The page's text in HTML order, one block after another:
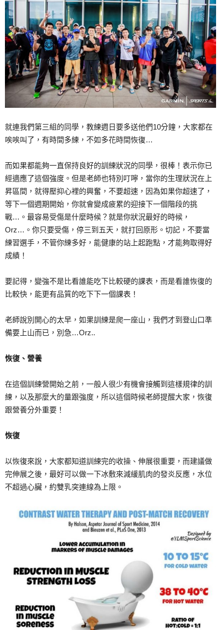
就連我們第三組的同學，教練週日要多送他們10分鐘，大家都在
唉唉叫了，有時間多練，不如多花時間恢復…
而如果都能夠一直保持良好的訓練狀況的同學，很棒！表示你已
經適應了這個強度。但是老師也特別叮嚀，當你的生理狀況在上
昇區間，就得壓抑心裡的興奮，不要超速，因為如果你超速了，
等下一個週期開始，你就會變成疲累的迎接下一個階段的挑
戰…。最容易受傷是什麼時候？就是你狀況最好的時候，
Orz…。你只要受傷，停三到五天，就打回原形。切記，不要當
練習選手，不管你練多好，能健康的站上起跑點，才能夠取得好
成績！
要記得，變強不是比看誰能吃下比較硬的課表，而是看誰恢復的
比較快，能更有品質的吃下下一個課表！
老師說別開心的太早，如果訓練是爬一座山，我們才到登山口準
備要上山而已，別急…Orz..
恢復、營養
在這個訓練營開始之前，一般人很少有機會接觸到這樣規律的訓
練，以及那麼大的量跟強度，所以這個時候老師提醒大家，恢復
跟營養分外重要！
恢復
以恢復來說，大家都知道訓練完的收操、伸展很重要，而建議做
完伸展之後，最好可以做一下冰敷來減緩肌肉的發炎反應，水位
不超過心臟，約雙乳突連線為上限。